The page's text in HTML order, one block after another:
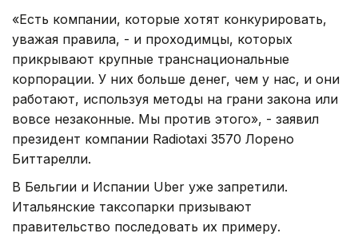
«Есть компании, которые хотят конкурировать,
уважая правила, - и проходимцы, которых
прикрывают крупные транснациональные
корпорации. У них больше денег, чем у нас, и они
работают, используя методы на грани закона или
вовсе незаконные. Мы против этого», - заявил
президент компании Radiotaxi 3570 Лорено
Биттарелли.
В Бельгии и Испании Uber уже запретили.
Итальянские таксопарки призывают
правительство последовать их примеру.